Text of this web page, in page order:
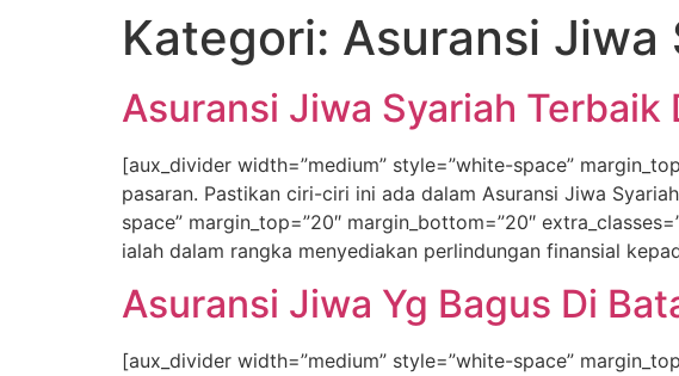
Kategori: Asuransi Jiwa
Asuransi Jiwa Syariah
[aux_divider width=”medium” style=”white-space”
pasaran. Pastikan ciri-ciri ini ada dalam Asuransi Jiwa
space” margin_top=”20″ margin_bottom=”20″
ialah dalam rangka menyediakan perlindungan finansial
Asuransi Jiwa Yg Bagus Di
[aux_divider width=”medium” style=”white-space”